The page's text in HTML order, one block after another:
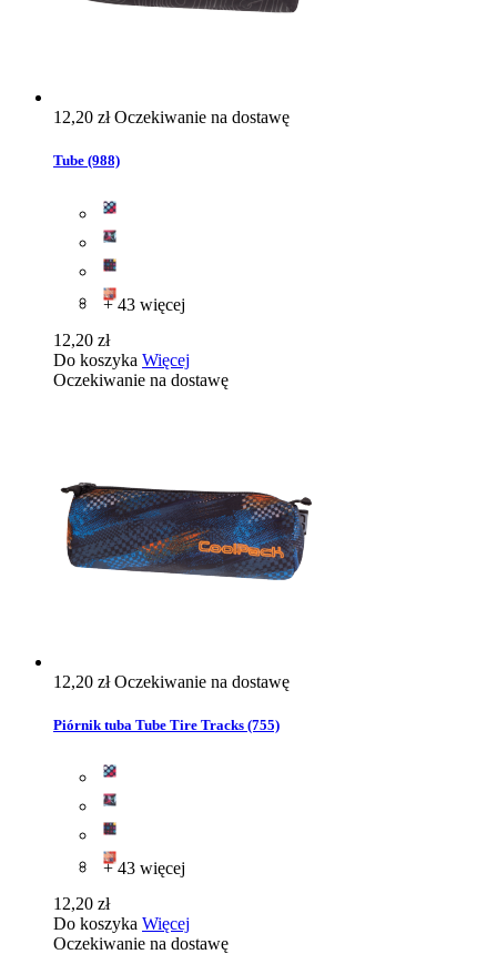
12,20 złOczekiwanie na dostawę
Tube (988)
+ 43 więcej
12,20 zł
Do koszyka Więcej
Oczekiwanie na dostawę
12,20 złOczekiwanie na dostawę
Piórnik tuba Tube Tire Tracks (755)
+ 43 więcej
12,20 zł
Do koszyka Więcej
Oczekiwanie na dostawę